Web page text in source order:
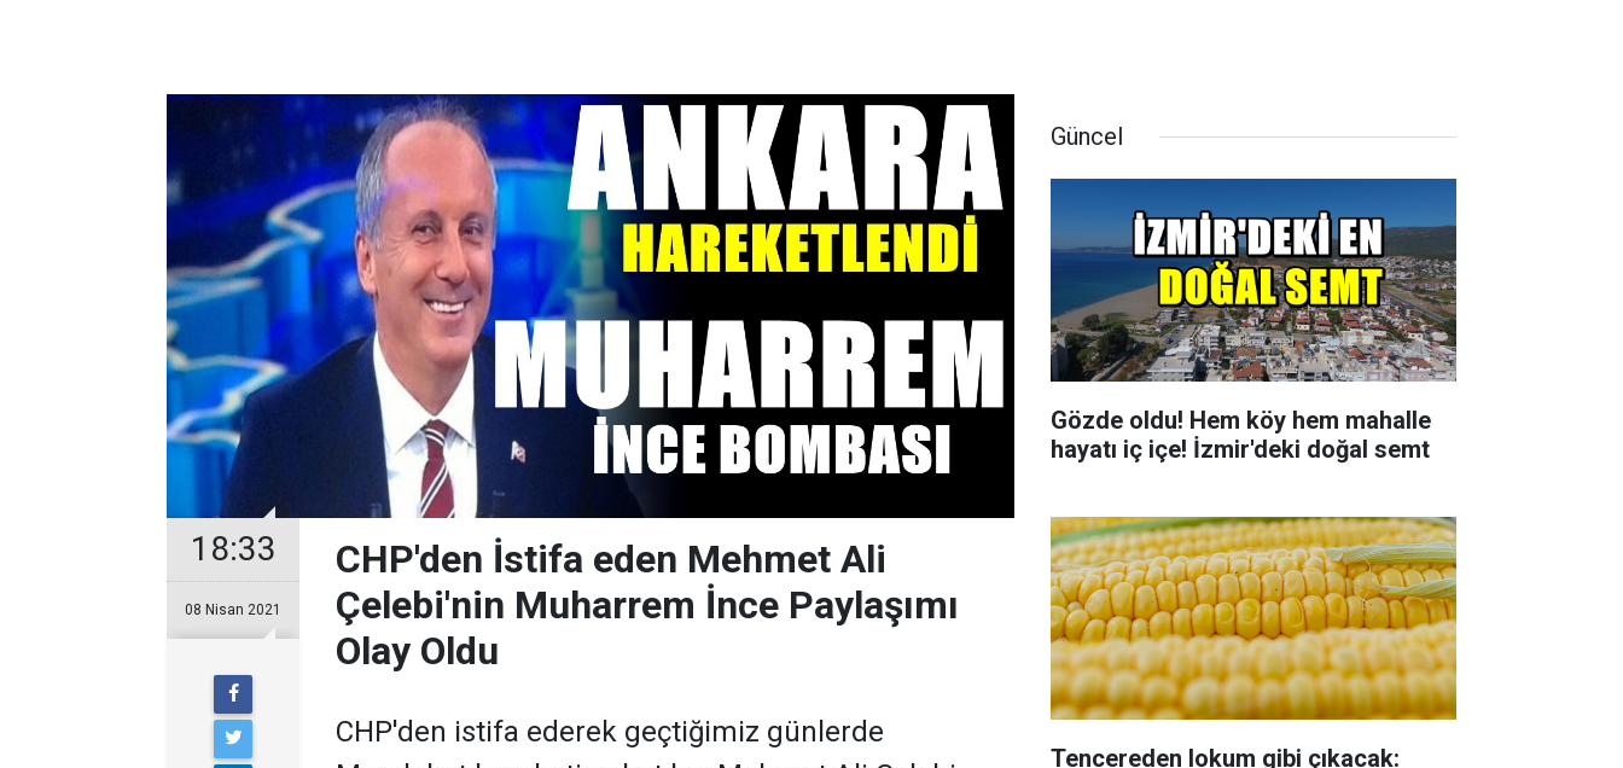
18:33
08 Nisan 2021
CHP'den İstifa eden Mehmet Ali
Çelebi'nin Muharrem İnce Paylaşımı
Olay Oldu
CHP'den istifa ederek geçtiğimiz günlerde
Güncel
Gözde oldu! Hem köy hem mahalle
hayatı iç içe! İzmir'deki doğal semt
Tencereden lokum gibi çıkacak: